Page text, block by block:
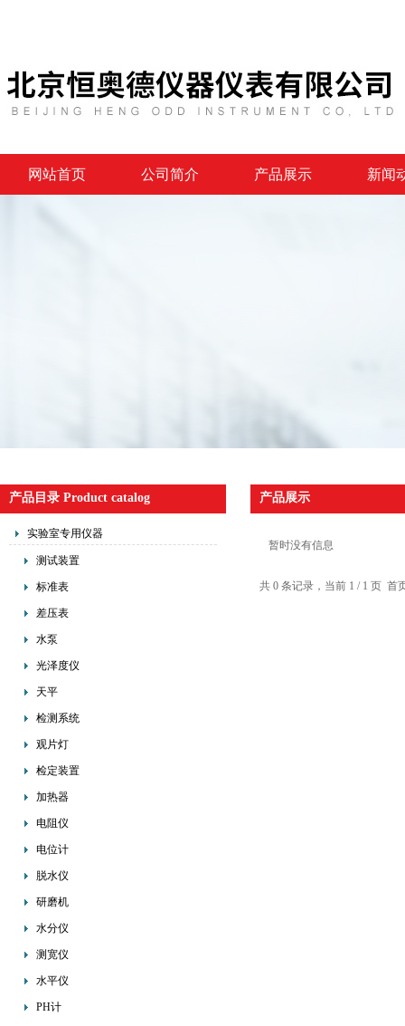
网站首页 公司简介 产品展示 新闻
产品目录 Product catalog
实验室专用仪器
测试装置
标准表
差压表
水泵
光泽度仪
天平
检测系统
观片灯
检定装置
加热器
电阻仪
电位计
脱水仪
研磨机
水分仪
测宽仪
水平仪
PH计
产品展示
暂时没有信息
共 0 条记录，当前 1 / 1 页